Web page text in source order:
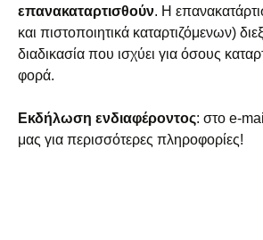
επανακαταρτισθούν. Η
και πιστοποιητικά καταρτιζόμενων)
διαδικασία που ισχύει για όσους
φορά.
Εκδήλωση ενδιαφέροντος: στο e-
μας για περισσότερες πληροφορίες!